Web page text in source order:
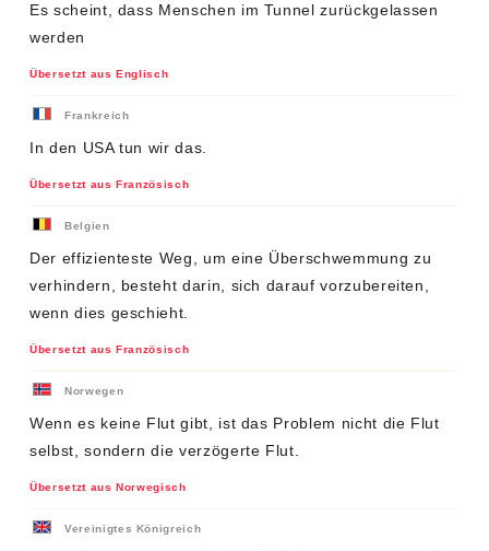
Es scheint, dass Menschen im Tunnel zurückgelassen
werden
Übersetzt aus Englisch
Frankreich
In den USA tun wir das.
Übersetzt aus Französisch
Belgien
Der effizienteste Weg, um eine Überschwemmung zu
verhindern, besteht darin, sich darauf vorzubereiten,
wenn dies geschieht.
Übersetzt aus Französisch
Norwegen
Wenn es keine Flut gibt, ist das Problem nicht die Flut
selbst, sondern die verzögerte Flut.
Übersetzt aus Norwegisch
Vereinigtes Königreich